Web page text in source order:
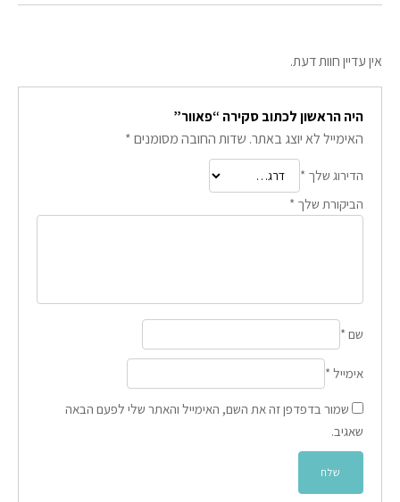
אין עדיין חוות דעת.
היה הראשון לכתוב סקירה “פאוור”
האימייל לא יוצג באתר. שדות החובה מסומנים*
הדירוג שלך *
הביקורת שלך *
שם *
אימייל *
שמור בדפדפן זה את השם, האימייל והאתר שלי לפעם הבאה
שאגיב.